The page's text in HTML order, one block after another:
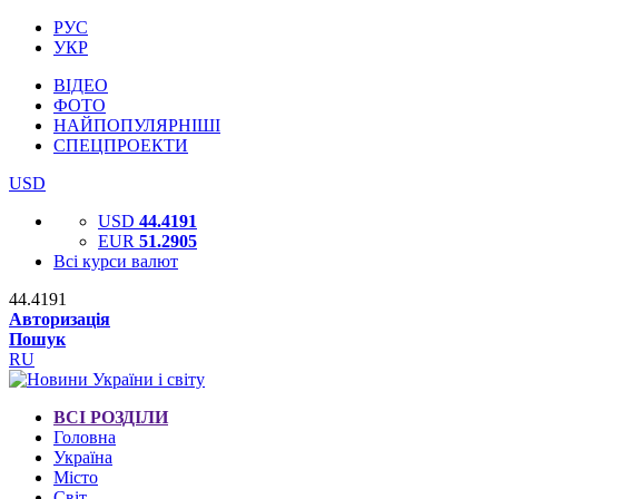
РУС
УКР
ВІДЕО
ФОТО
НАЙПОПУЛЯРНІШІ
СПЕЦПРОЕКТИ
USD
USD 44.4191
EUR 51.2905
Всі курси валют
44.4191
Авторизація
Пошук
RU
ВСІ РОЗДІЛИ
Головна
Україна
Місто